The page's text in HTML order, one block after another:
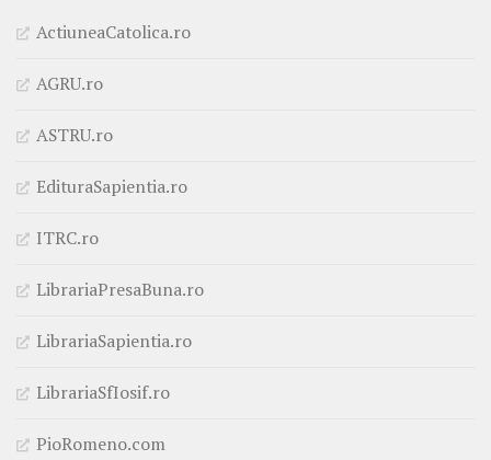
ActiuneaCatolica.ro
AGRU.ro
ASTRU.ro
EdituraSapientia.ro
ITRC.ro
LibrariaPresaBuna.ro
LibrariaSapientia.ro
LibrariaSfIosif.ro
PioRomeno.com